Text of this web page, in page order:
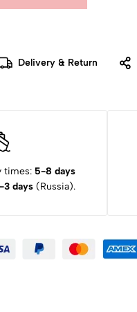
Delivery & Return
times: 5-8 days
3 days(Russia).